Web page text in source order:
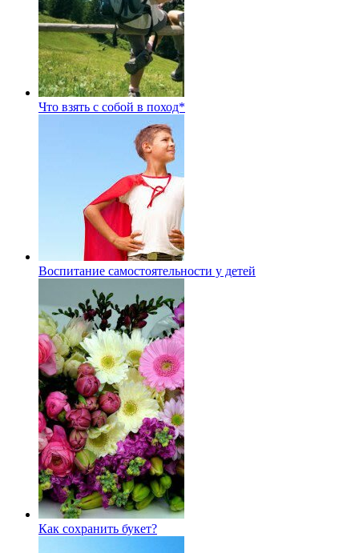
Что взять с собой в поход*
Воспитание самостоятельности у детей
Как сохранить букет?